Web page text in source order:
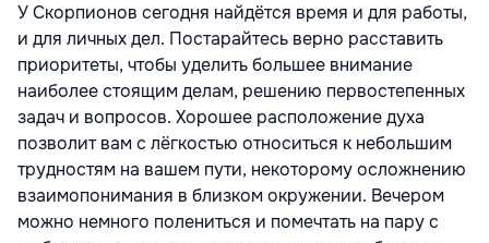
У Скорпионов сегодня найдётся время и для работы,
и для личных дел. Постарайтесь верно расставить
приоритеты, чтобы уделить большее внимание
наиболее стоящим делам, решению первостепенных
задач и вопросов. Хорошее расположение духа
позволит вам с лёгкостью относиться к небольшим
трудностям на вашем пути, некоторому осложнению
взаимопонимания в близком окружении. Вечером
можно немного полениться и помечтать на пару с